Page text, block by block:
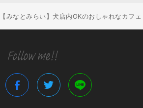
【みなとみらい】犬店内OKのおしゃれなカ